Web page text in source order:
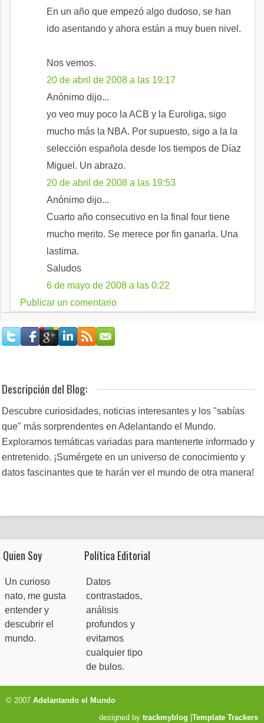
En un año que empezó algo dudoso, se han
ido asentando y ahora están a muy buen nivel.
Nos vemos.
20 de abril de 2008 a las 19:17
Anónimo dijo...
yo veo muy poco la ACB y la Euroliga, sigo
mucho más la NBA. Por supuesto, sigo a la la
selección española desde los tiempos de Díaz
Miguel. Un abrazo.
20 de abril de 2008 a las 19:53
Anónimo dijo...
Cuarto año consecutivo en la final four tiene
mucho merito. Se merece por fin ganarla. Una
lastima.
Saludos
6 de mayo de 2008 a las 0:22
Publicar un comentario
Descripción del Blog:
Descubre curiosidades, noticias interesantes y los "sabías
que" más sorprendentes en Adelantando el Mundo.
Exploramos temáticas variadas para mantenerte informado y
entretenido. ¡Sumérgete en un universo de conocimiento y
datos fascinantes que te harán ver el mundo de otra manera!
Quien Soy
Un curioso
nato, me gusta
entender y
descubrir el
mundo.
Política Editorial
Datos
contrastados,
análisis
profundos y
evitamos
cualquier tipo
de bulos.
© 2007 Adelantando el Mundo
designed by trackmyblog Template Trackers